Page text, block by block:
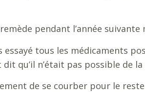
pendant l’année suivante
tous les médicaments
qu’il n’était pas possible de
de se courber pour le reste